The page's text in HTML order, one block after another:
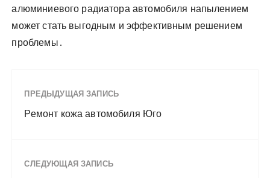
алюминиевого радиатора автомобиля напылением
может стать выгодным и эффективным решением
проблемы․
ПРЕДЫДУЩАЯ ЗАПИСЬ
Ремонт кожа автомобиля Юго
СЛЕДУЮЩАЯ ЗАПИСЬ